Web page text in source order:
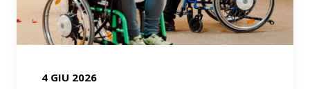
4 GIU 2026